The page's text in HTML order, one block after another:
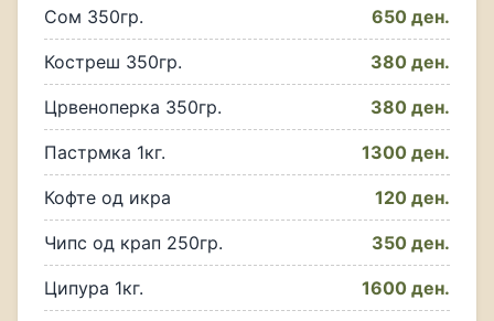
Сом 350гр. 650 ден.
Костреш 350гр. 380 ден.
Црвеноперка 350гр. 380 ден.
Пастрмка 1кг. 1300 ден.
Кофте од икра 120 ден.
Чипс од крап 250гр. 350 ден.
Ципура 1кг. 1600 ден.